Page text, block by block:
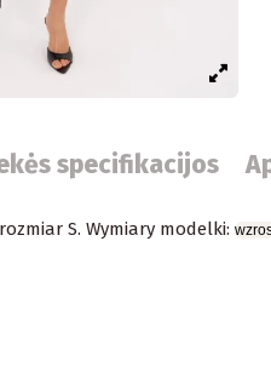
specifikacijos
S. Wymiary modelki: